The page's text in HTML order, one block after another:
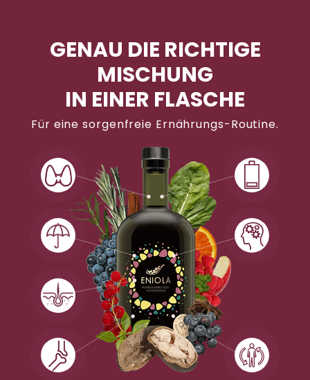
GENAU DIE RICHTIGE
MISCHUNG
IN EINER FLASCHE
Für eine sorgenfreie Ernährungs-Routine.